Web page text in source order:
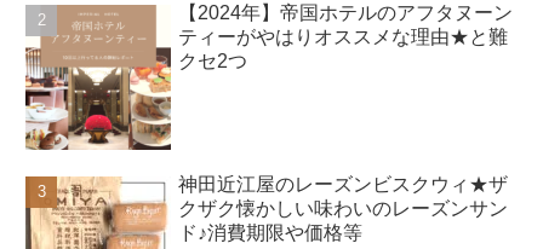
【2024年】帝国ホテルのアフタヌーン
ティーがやはりオススメな理由★と難
クセ2つ
神田近江屋のレーズンビスクウィ★ザ
クザク懐かしい味わいのレーズンサン
ド♪消費期限や価格等